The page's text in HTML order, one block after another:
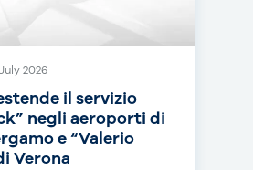
2026
il servizio
negli aeroporti di
e “Valerio
Verona
2026
sull’RC Auto e
con una nuova
2026
in europa: dal
attivo
Bassi